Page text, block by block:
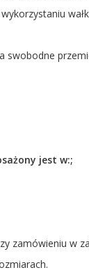
swobodne
jest w:;
zamówieniu w